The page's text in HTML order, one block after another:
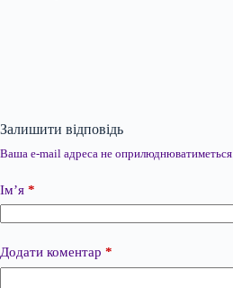
Залишити відповідь
Ваша e-mail адреса не оприлюднюватиметься.
Ім’я *
Додати коментар *